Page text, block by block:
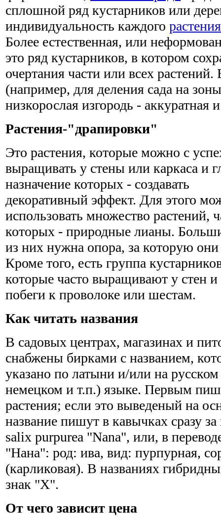
сплошной ряд кустарников или
индивидуальность каждого растения
Более естественная, или
это ряд кустарников, в котором
очертания части или всех растений.
(например, для деления сада на
низкорослая изгородь - аккуратная
Растения-"драпировки"
Это растения, которые можно с
выращивать у стены или каркаса и
назначение которых - создавать
декоративный эффект. Для этого
использовать множество растений,
которых - природные лианы.
из них нужна опора, за которую
Кроме того, есть группа
которые часто выращивают у стен
побеги к проволоке или шестам.
Как читать названия
В садовых центрах, магазинах и
снабжены бирками с названием,
указано по латыни и/или на
немецком и т.п.) языке. Первым
растения; если это выведеный на
название пишут в кавычках сразу
salix purpurea "Nana", или, в
"Нана": род: ива, вид: пурпурная,
(карликовая). В названиях
знак "Х".
От чего зависит цена